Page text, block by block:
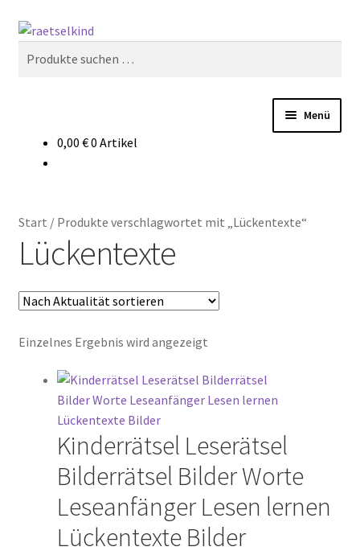
Zur
Zum
Suchen
Menü
Cookie-Richtlinie (EU)
Impressum
Kostenlose Rätsel
0,00 €0 Artikel
Start / Produkte verschlagwortet mit „Lückentexte“
Lückentexte
Einzelnes Ergebnis wird angezeigt
Kinderrätsel Leserätsel
Bilderrätsel Bilder Worte
Leseanfänger Lesen lernen
Lückentexte Bilder